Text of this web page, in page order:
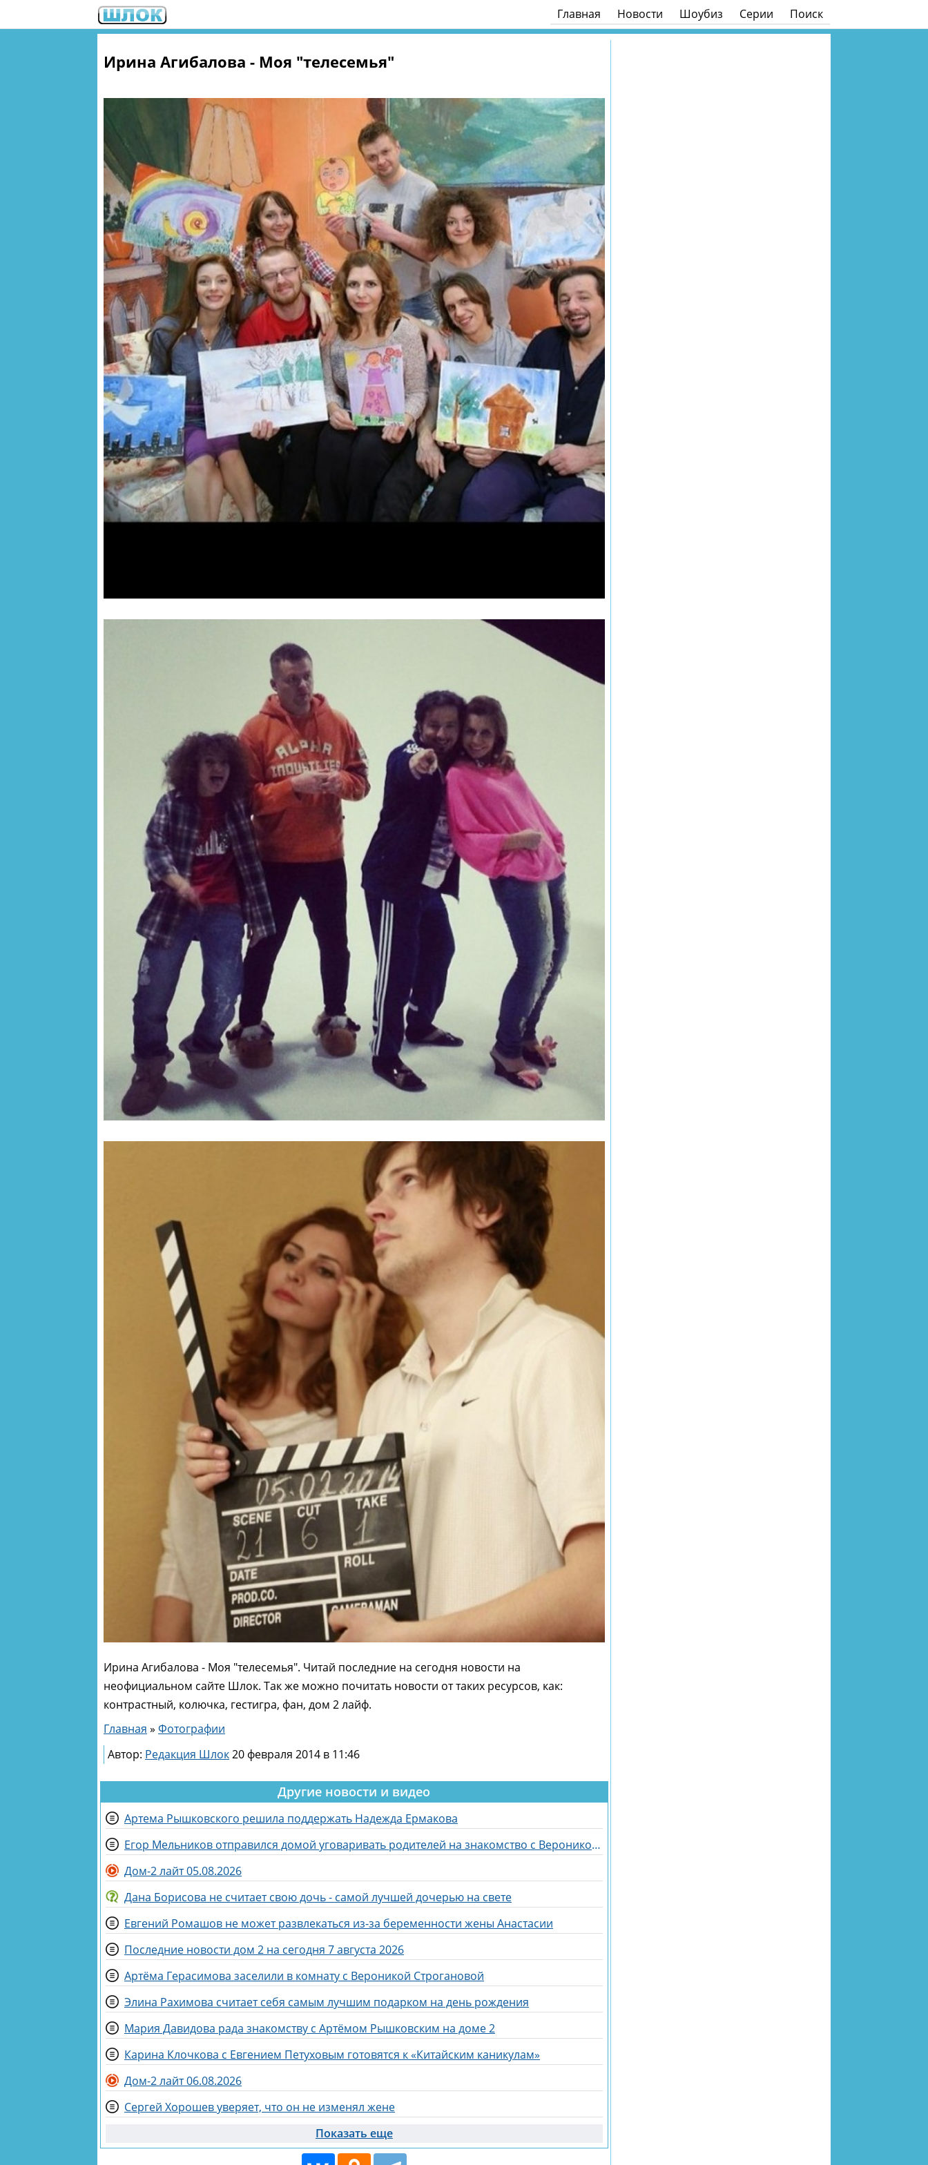
Главная Новости Шоубиз Серии Поиск
Ирина Агибалова - Моя "телесемья"
Ирина Агибалова - Моя "телесемья". Читай последние на сегодня новости на
неофициальном сайте Шлок. Так же можно почитать новости от таких ресурсов, как:
контрастный, колючка, гестигра, фан, дом 2 лайф.
Главная » Фотографии
Автор: Редакция Шлок20 февраля 2014 в 11:46
Другие новости и видео
Артема Рышковского решила поддержать Надежда Ермакова
Егор Мельников отправился домой уговаривать родителей на знакомство с Вероникой Гракович
Дом-2 лайт 05.08.2026
Дана Борисова не считает свою дочь - самой лучшей дочерью на свете
Евгений Ромашов не может развлекаться из-за беременности жены Анастасии
Последние новости дом 2 на сегодня 7 августа 2026
Артёма Герасимова заселили в комнату с Вероникой Строгановой
Элина Рахимова считает себя самым лучшим подарком на день рождения
Мария Давидова рада знакомству с Артёмом Рышковским на доме 2
Карина Клочкова с Евгением Петуховым готовятся к «Китайским каникулам»
Дом-2 лайт 06.08.2026
Сергей Хорошев уверяет, что он не изменял жене
Показать еще